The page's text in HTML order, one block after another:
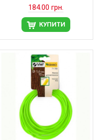
184.00 грн.
КУПИТИ